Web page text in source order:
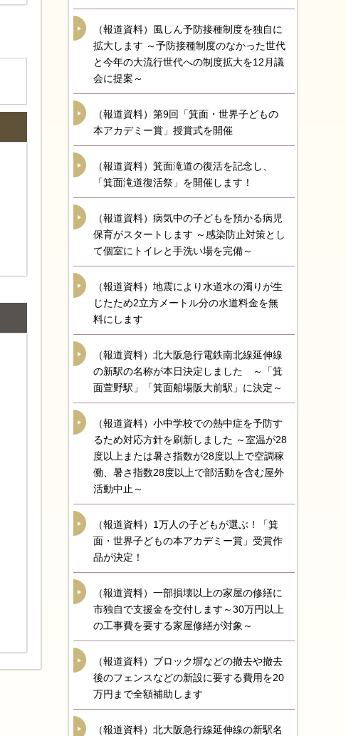
（報道資料）風しん予防接種制度を独自に
拡大します ～予防接種制度のなかった世代
と今年の大流行世代への制度拡大を12月議
会に提案～
（報道資料）第9回「箕面・世界子どもの
本アカデミー賞」授賞式を開催
（報道資料）箕面滝道の復活を記念し、
「箕面滝道復活祭」を開催します！
（報道資料）病気中の子どもを預かる病児
保育がスタートします ～感染防止対策とし
て個室にトイレと手洗い場を完備～
（報道資料）地震により水道水の濁りが生
じたため2立方メートル分の水道料金を無
料にします
（報道資料）北大阪急行電鉄南北線延伸線
の新駅の名称が本日決定しました ～「箕
面萱野駅」「箕面船場阪大前駅」に決定～
（報道資料）小中学校での熱中症を予防す
るため対応方針を刷新しました ～室温が28
度以上または暑さ指数が28度以上で空調稼
働、暑さ指数28度以上で部活動を含む屋外
活動中止～
（報道資料）1万人の子どもが選ぶ！「箕
面・世界子どもの本アカデミー賞」受賞作
品が決定！
（報道資料）一部損壊以上の家屋の修繕に
市独自で支援金を交付します～30万円以上
の工事費を要する家屋修繕が対象～
（報道資料）ブロック塀などの撤去や撤去
後のフェンスなどの新設に要する費用を20
万円まで全額補助します
（報道資料）北大阪急行線延伸線の新駅名